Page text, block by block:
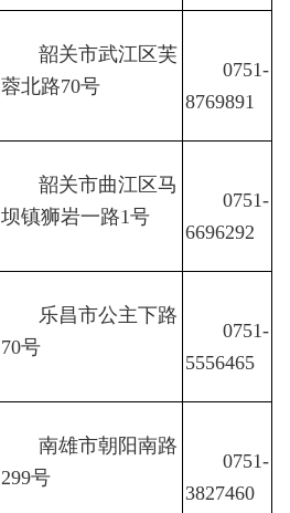
韶关市武江区芙
蓉北路70号
0751-
8769891
韶关市曲江区马
坝镇狮岩一路1号
0751-
6696292
乐昌市公主下路
70号
0751-
5556465
南雄市朝阳南路
299号
0751-
3827460